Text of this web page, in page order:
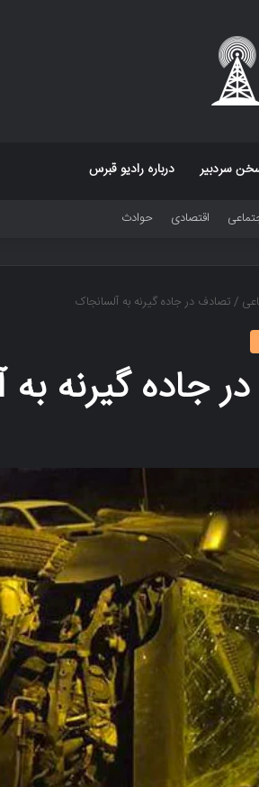
سردبیر درباره رادیو قبرس
اقتصادی حوادث
/تصادف در جاده گیرنه به آلسانجاک
جاده گیرنه